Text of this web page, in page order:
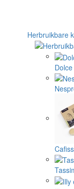
Herbruikbare